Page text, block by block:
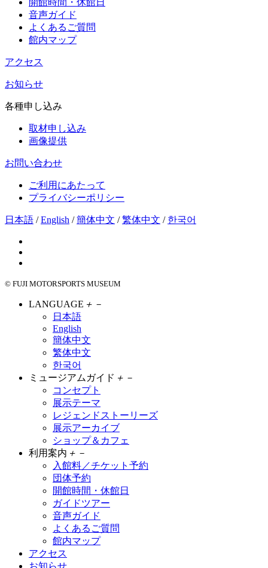
開館時間・休館日
音声ガイド
よくあるご質問
館内マップ
アクセス
お知らせ
各種申し込み
取材申し込み
画像提供
お問い合わせ
ご利用にあたって
プライバシーポリシー
日本語 /English /簡体中文 /繁体中文 / 한국어
© FUJI MOTORSPORTS MUSEUM
LANGUAGE ＋ －
日本語
English
簡体中文
繁体中文
한국어
ミュージアムガイド ＋ －
コンセプト
展示テーマ
レジェンドストーリーズ
展示アーカイブ
ショップ＆カフェ
利用案内 ＋ －
入館料／チケット予約
団体予約
開館時間・休館日
ガイドツアー
音声ガイド
よくあるご質問
館内マップ
アクセス